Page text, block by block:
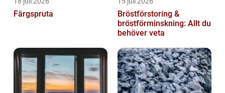
Färgspruta
Bröstförstoring &
bröstförminskning: Allt du
behöver veta